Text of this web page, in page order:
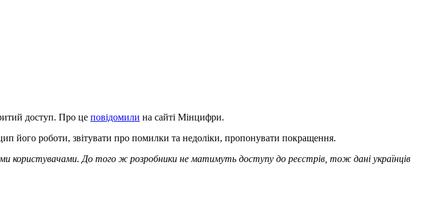
доступ. Про це повідомили на сайті Мінцифри.
його роботи, звітувати про помилки та недоліки, пропонувати покращення.
До того ж розробники не матимуть доступу до реєстрів, тож дані українців